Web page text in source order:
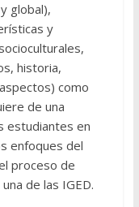
global),
y
historia,
como
de una
estudiantes en
enfoques del
proceso de
de las IGED.